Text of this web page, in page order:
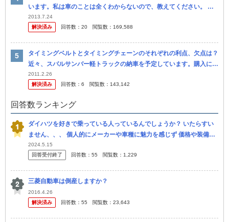
います。私は車のことは全くわからないので、教えてください。 強
風でマンションの３階のベランダから鉄製のフックが（知らないうち
に）１階...
2013.7.24
解決済み
回答数： 20 閲覧数： 169,588
タイミングベルトとタイミングチェーンのそれぞれの利点、欠点は？
近々、スバルサンバー軽トラックの納車を予定しています。購入に当
たり、ダイハツ社のハイゼットとどちらにするか最後まで悩みました
が、ス...
2011.2.26
解決済み
回答数： 6 閲覧数： 143,142
回答数ランキング
ダイハツを好きで乗っている人っているんでしょうか？ いたらすい
ません、、、 個人的にメーカーや車種に魅力を感じず 価格や装備な
どで選んでいるように感じます。 要はダイハツだから選んでいると
い...
2024.5.15
回答受付終了
回答数： 55 閲覧数： 1,229
三菱自動車は倒産しますか？
2016.4.26
解決済み
回答数： 55 閲覧数： 23,643